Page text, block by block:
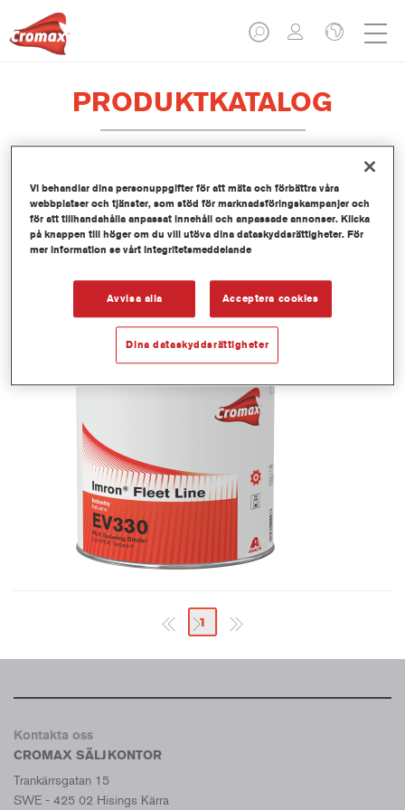
PRODUKTKATALOG
EV330 Imron® Fleet Line Industry
PUR Texturing Binder
Artikelnummer EV330 3.50 LI
Mer information
1
Kontakta oss
CROMAX SÄLJKONTOR
Trankärrsgatan 15
SWE - 425 02 Hisings Kärra
Vi behandlar dina personuppgifter för att mäta och förbättra våra
webbplatser och tjänster, som stöd för marknadsföringskampanjer och
för att tillhandahålla anpassat innehåll och anpassade annonser. Klicka
på knappen till höger om du vill utöva dina dataskyddsrättigheter. För
mer information se vårt integritetsmeddelande
Avvisa alla Acceptera cookies
Dina dataskyddsrättigheter